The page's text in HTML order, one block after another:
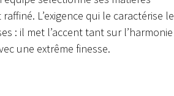
L’exigence qui le caractérise le
: il met l’accent tant sur l’harmonie
une extrême finesse.